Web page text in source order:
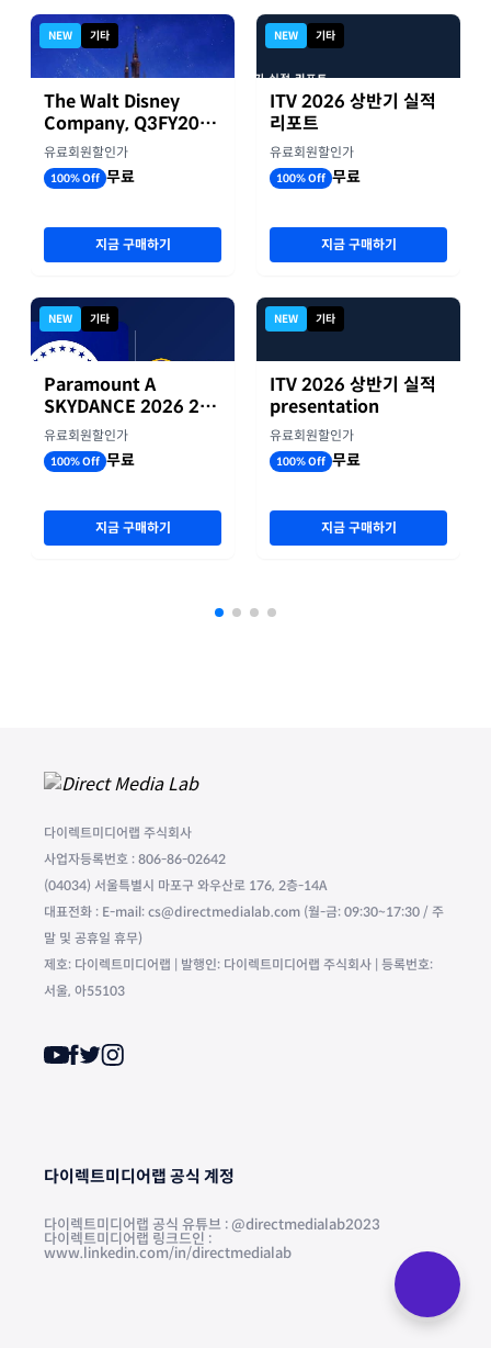
NEW 기타
The Walt Disney
Company, Q3FY2026
실적자료
유료회원할인가
100% Off 무료
지금 구매하기
NEW 기타
Paramount A
SKYDANCE 2026 2분
기 실적
유료회원할인가
100% Off 무료
지금 구매하기
NEW 기타
ITV 2026 상반기 실적
리포트
유료회원할인가
100% Off 무료
지금 구매하기
NEW 기타
ITV 2026 상반기 실적
presentation
유료회원할인가
100% Off 무료
지금 구매하기
다이렉트미디어랩 주식회사
사업자등록번호 : 806-86-02642
(04034) 서울특별시 마포구 와우산로 176, 2층-14A
대표전화 : E-mail: cs@directmedialab.com (월-금: 09:30~17:30 / 주
말 및 공휴일 휴무)
제호: 다이렉트미디어랩 | 발행인: 다이렉트미디어랩 주식회사 | 등록번호:
서울, 아55103
다이렉트미디어랩 공식 계정
다이렉트미디어랩 공식 유튜브 : @directmedialab2023
다이렉트미디어랩 링크드인 :
www.linkedin.com/in/directmedialab